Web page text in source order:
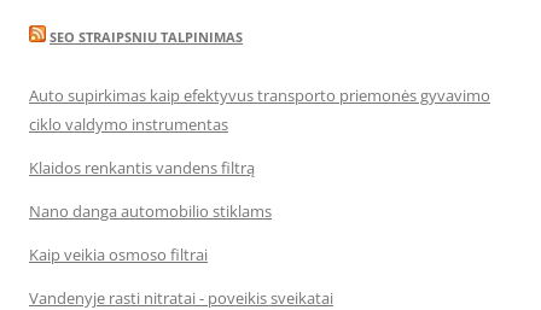
SEO STRAIPSNIU TALPINIMAS
Auto supirkimas kaip efektyvus transporto priemonės gyvavimo
ciklo valdymo instrumentas
Klaidos renkantis vandens filtrą
Nano danga automobilio stiklams
Kaip veikia osmoso filtrai
Vandenyje rasti nitratai - poveikis sveikatai